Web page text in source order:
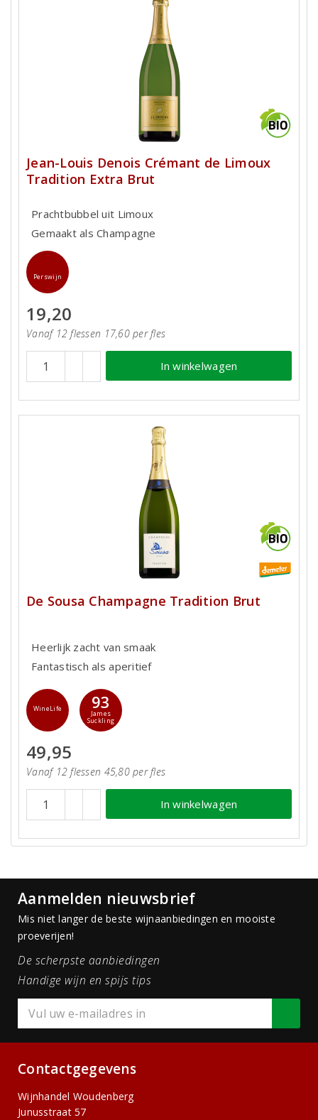
Jean-Louis Denois Crémant de Limoux
Tradition Extra Brut
Prachtbubbel uit Limoux
Gemaakt als Champagne
Perswijn
19,20
Vanaf 12 flessen 17,60 per fles
In winkelwagen
De Sousa Champagne Tradition Brut
Heerlijk zacht van smaak
Fantastisch als aperitief
WineLife 93
James
Suckling
49,95
Vanaf 12 flessen 45,80 per fles
In winkelwagen
Aanmelden nieuwsbrief
Mis niet langer de beste wijnaanbiedingen en mooiste
proeverijen!
De scherpste aanbiedingen
Handige wijn en spijs tips
Contactgegevens
Wijnhandel Woudenberg
Junusstraat 57